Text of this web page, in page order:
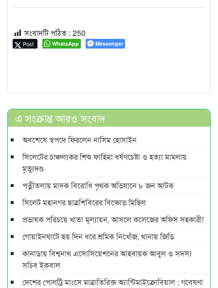
সংবাদটি পঠিত : 250
Post WhatsApp Messenger
এ সংক্রান্ত আরও সংবাদ
অবশেষে স্বপদে ফিরলেন নাসিম হোসাইন
সিলেটের চাঞ্চল্যকর শিশু ফাহিমা ধর্ষণচেষ্টা ও হত্যা মামলায়
মৃত্যুদণ্ড
পত্নীতলায় মাদক বিরোধি পৃথক অভিযানে ৮ জন আটক
সিলেট মহানগর ছাত্রশিবিরের বিক্ষোভ মিছিল
প্রভাষক পরিচয়ে খাতা মূল্যায়ন, আসলে কলেজের অফিস সহকারী!
গোয়াইনঘাটে ছয় দিন ধরে শ্রমিক নিখোঁজ, থানায় জিডি
কানাডায় বিশ্বনাথ এসোসিয়েশনের আহবায়ক আবুল ও সদস্য
সচিব ইকবাল
দেশের পোলট্রি মাংসে মাত্রাতিরিক্ত অ্যান্টিমাইক্রোবিয়াল : গবেষণা